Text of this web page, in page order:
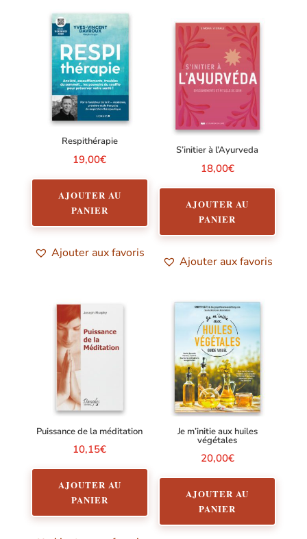
Respithérapie
19,00€
AJOUTER AU
PANIER
Ajouter aux favoris
S’initier à l’Ayurveda
18,00€
AJOUTER AU
PANIER
Ajouter aux favoris
Puissance de la méditation
10,15€
AJOUTER AU
PANIER
Je m’initie aux huiles
végétales
20,00€
AJOUTER AU
PANIER